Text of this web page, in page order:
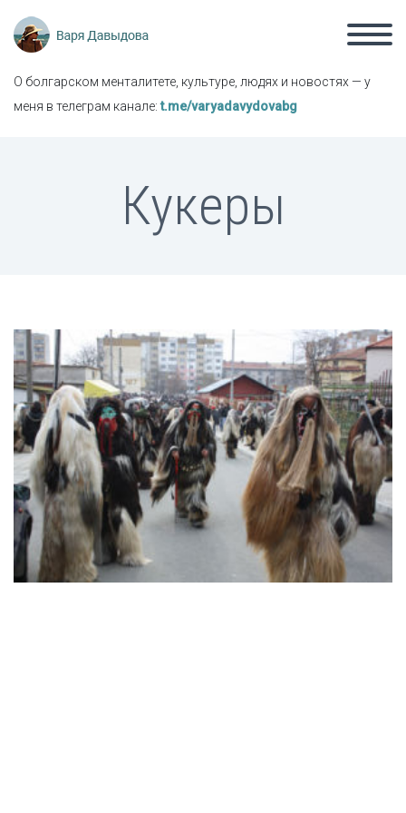
О болгарском менталитете, культуре, людях и новостях — у
меня в телеграм канале:t.me/varyadavydovabg
Кукеры